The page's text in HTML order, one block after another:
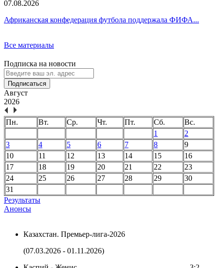
07.08.2026
Африканская конфедерация футбола поддержала ФИФА...
Все материалы
Подписка на новости
Подписаться
Август
2026
Пн. Вт. Ср. Чт. Пт. Сб.
Вс.
1
2
3
4 5 6 7 8
9
10
11 12 13 14 15
16
17
18 19 20 21 22
23
24
25 26 27 28 29
30
31
Результаты
Анонсы
Казахстан. Премьер-лига-2026
(07.03.2026 - 01.11.2026)